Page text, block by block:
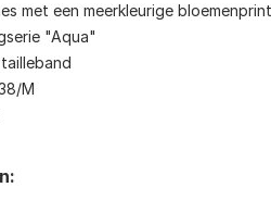
met een meerkleurige bloemenprint
"Aqua"
M